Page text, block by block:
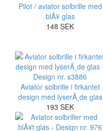
Pilot / aviator solbrille med
blÃ¥ glas
148 SEK
Aviator solbrille i firkantet
design med lyserÃ¸de glas
193 SEK